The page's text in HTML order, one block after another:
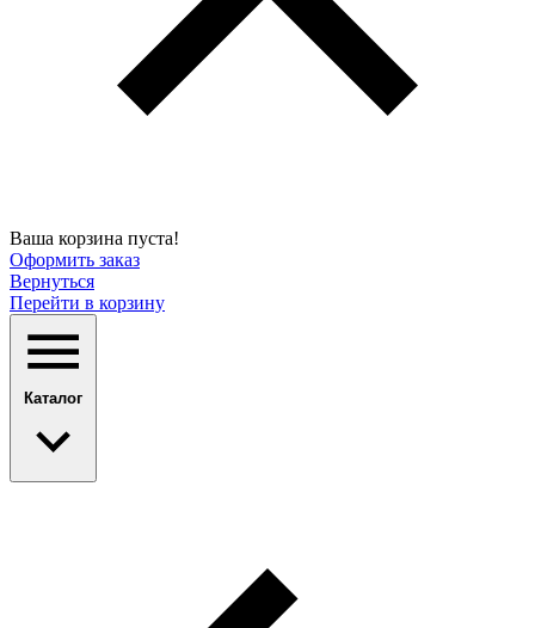
Ваша корзина пуста!
Оформить заказ
Вернуться
Перейти в корзину
Каталог